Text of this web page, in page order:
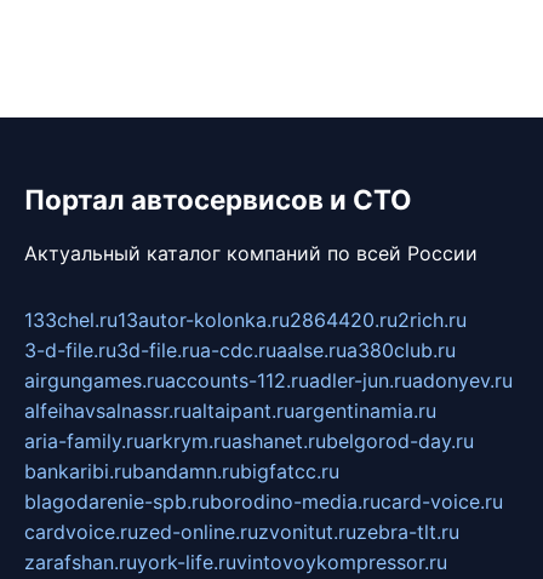
Портал автосервисов и СТО
Актуальный каталог компаний по всей России
133chel.ru13autor-kolonka.ru2864420.ru2rich.ru
3-d-file.ru3d-file.rua-cdc.ruaalse.rua380club.ru
airgungames.ruaccounts-112.ruadler-jun.ruadonyev.ru
alfeihavsalnassr.rualtaipant.ruargentinamia.ru
aria-family.ruarkrym.ruashanet.rubelgorod-day.ru
bankaribi.rubandamn.rubigfatcc.ru
blagodarenie-spb.ruborodino-media.rucard-voice.ru
cardvoice.ruzed-online.ruzvonitut.ruzebra-tlt.ru
zarafshan.ruyork-life.ruvintovoykompressor.ru